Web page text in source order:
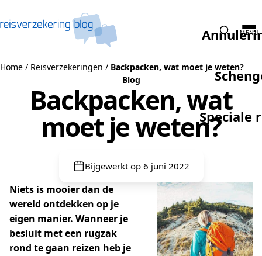
Speciale
MENU
Home / Reisverzekeringen / Backpacken, wat moet je weten?
Blog
Backpacken, wat
moet je weten?
Bijgewerkt op 6 juni 2022
Niets is mooier dan de
wereld ontdekken op je
eigen manier. Wanneer je
besluit met een rugzak
rond te gaan reizen heb je